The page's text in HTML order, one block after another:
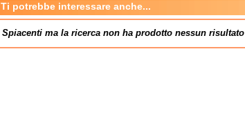
Ti potrebbe interessare anche...
Spiacenti ma la ricerca non ha prodotto nessun risultato